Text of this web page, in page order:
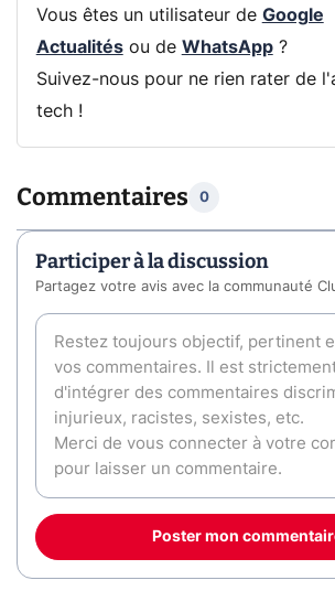
Vous êtes un utilisateur de Google
Actualitésou de WhatsApp?
Suivez-nous pour ne rien rater de
tech !
Commentaires 0
Participer à la discussion
Partagez votre avis avec la communauté
Poster mon